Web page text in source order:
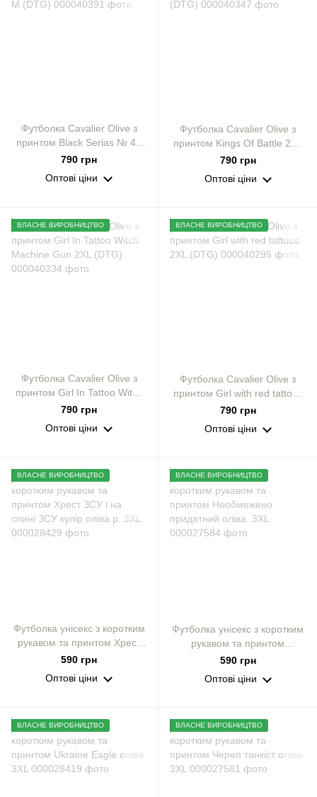
Футболка Cavalier Olive з
принтом Black Serias № 42
M (DTG)
790 грн
Оптові ціни
Футболка Cavalier Olive з
принтом Kings Of Battle 2XL
(DTG)
790 грн
Оптові ціни
ВЛАСНЕ ВИРОБНИЦТВО
Футболка Cavalier Olive з
принтом Girl In Tattoo Witch
Machine Gun 2XL (DTG)
790 грн
Оптові ціни
ВЛАСНЕ ВИРОБНИЦТВО
Футболка Cavalier Olive з
принтом Girl with red tattoos
2XL (DTG)
790 грн
Оптові ціни
ВЛАСНЕ ВИРОБНИЦТВО
Футболка унісекс з коротким
рукавом та принтом Хрест
ЗСУ і на спині ЗСУ кулір
590 грн
Оптові ціни
ВЛАСНЕ ВИРОБНИЦТВО
Футболка унісекс з коротким
рукавом та принтом
Необмежено придатний
590 грн
Оптові ціни
ВЛАСНЕ ВИРОБНИЦТВО ВЛАСНЕ ВИРОБНИЦТВО